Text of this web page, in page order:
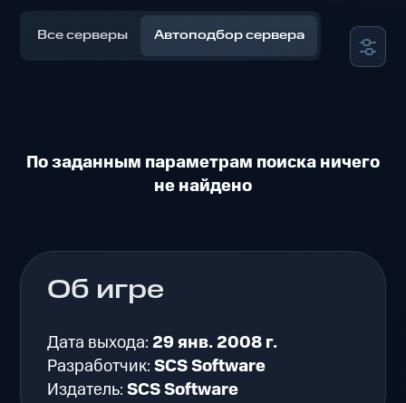
Все серверы Автоподбор сервера
По заданным параметрам поиска ничего
не найдено
Об игре
Дата выхода: 29 янв. 2008 г.
Разработчик:SCS Software
Издатель:SCS Software